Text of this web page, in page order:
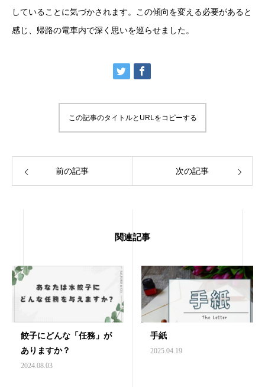
していることに気づかされます。この傾向を変える必要があると
感じ、帰路の電車内で深く思いを巡らせました。
この記事のタイトルとURLをコピーする
前の記事 次の記事
関連記事
餃子にどんな「任務」が
ありますか？
2024.08.03
手紙
2025.04.19